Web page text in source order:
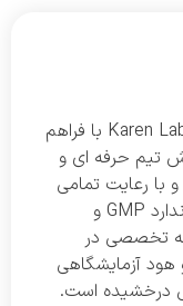
شرکت کارن پویا نوآور با برند تولیدی Karen Lab با فراهم
تیم حرفه ای و
با رعایت تمامی
استانداردهای بین المللی از جمله استاندارد GMP و
سابقه تخصصی در
هود آزمایشگاهی
درخشیده است.